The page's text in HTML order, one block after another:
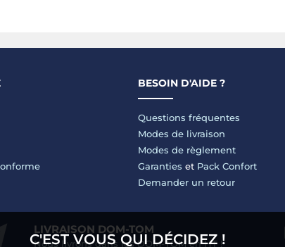
BESOIN D'AIDE ?
Questions fréquentes
Modes de livraison
Modes de règlement
Garanties et Pack Confort
Demander un retour
LIVRAISON DOM-TOM
Nous livrons dans les DOM-TOM en HT !
C'EST VOUS QUI DÉCIDEZ !